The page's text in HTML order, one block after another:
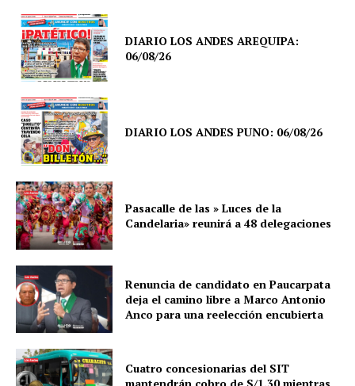
DIARIO LOS ANDES AREQUIPA:
06/08/26
DIARIO LOS ANDES PUNO: 06/08/26
Pasacalle de las » Luces de la
Candelaria» reunirá a 48 delegaciones
Renuncia de candidato en Paucarpata
deja el camino libre a Marco Antonio
Anco para una reelección encubierta
Cuatro concesionarias del SIT
mantendrán cobro de S/1.30 mientras